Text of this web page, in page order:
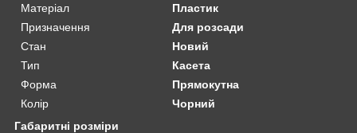
Матеріал
Пластик
Призначення
Для розсади
Стан
Новий
Тип
Касета
Форма
Прямокутна
Колір
Чорний
Габаритні розміри